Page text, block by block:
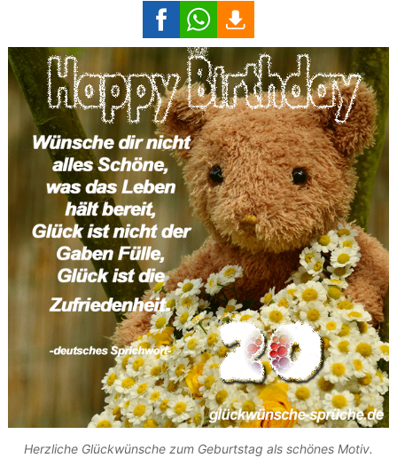
Herzliche Glückwünsche zum Geburtstag als schönes Motiv.